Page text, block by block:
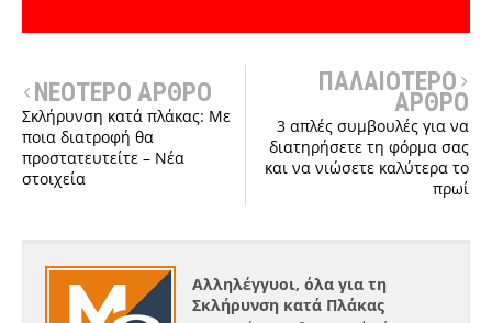
ΝΕΟΤΕΡΟ ΑΡΘΡΟ
Σκλήρυνση κατά πλάκας: Με
ποια διατροφή θα
προστατευτείτε – Νέα
στοιχεία
ΠΑΛΑΙΟΤΕΡΟ
ΑΡΘΡΟ
3 απλές συμβουλές για να
διατηρήσετε τη φόρμα σας
και να νιώσετε καλύτερα το
πρωί
Αλληλέγγυοι, όλα για τη
Σκλήρυνση κατά Πλάκας